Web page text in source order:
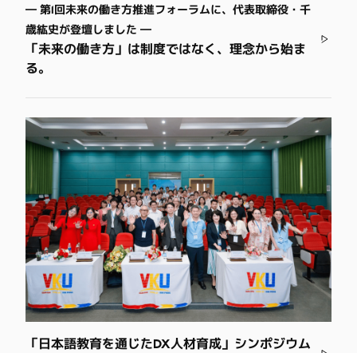
― 第1回未来の働き方推進フォーラムに、代表取締役・千
歳紘史が登壇しました ―
「未来の働き方」は制度ではなく、理念から始ま
る。
「日本語教育を通じたDX人材育成」シンポジウム